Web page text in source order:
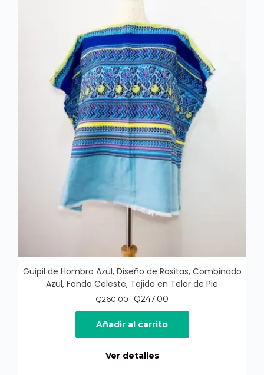
Güipil de Hombro Azul, Diseño de Rositas, Combinado
Azul, Fondo Celeste, Tejido en Telar de Pie
Q260.00
El
precio
original
era:
Q247.00
precio
es:
Añadir al carrito
Ver detalles